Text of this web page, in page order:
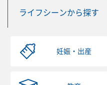
ライフシーンから探す
妊娠・出産